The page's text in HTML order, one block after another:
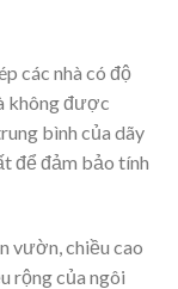
các nhà có độ
không được
bình của dãy
để đảm bảo tính
vườn, chiều cao
rộng của ngôi